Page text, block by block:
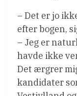
– Det er jo
efter bogen,
– Jeg er
havde ikke
Det ærgrer
kandidater